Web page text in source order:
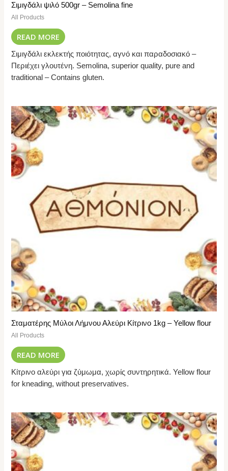
Σιμιγδάλι ψιλό 500gr – Semolina fine
All Products
READ MORE
Σιμιγδάλι εκλεκτής ποιότητας, αγνό και παραδοσιακό –
Περιέχει γλουτένη. Semolina, superior quality, pure and
traditional – Contains gluten.
Σταματέρης Μύλοι Λήμνου Αλεύρι Κίτρινο 1kg – Yellow flour
All Products
READ MORE
Κίτρινο αλεύρι για ζύμωμα, χωρίς συντηρητικά. Yellow flour
for kneading, without preservatives.